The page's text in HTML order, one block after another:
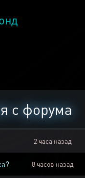
с форума
2 часа назад
8 часов назад